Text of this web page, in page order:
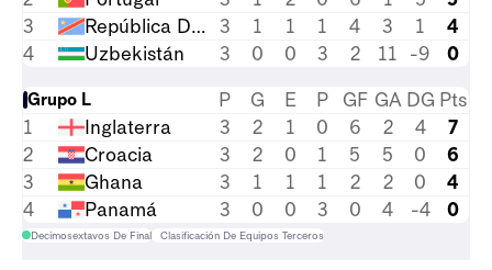
3
República Democrática del Congo 3 1 1 1 4 3 1
4
4
Uzbekistán 3 0 0 3 2 11 -9 0
Grupo L P G E P GF GA DG Pts
1
Inglaterra 3 2 1 0 6 2 4
7
2
Croacia 3 2 0 1 5 5 0
6
3
Ghana 3 1 1 1 2 2 0
4
4
Panamá 3 0 0 3 0 4 -4 0
Decimosextavos De Final Clasificación De Equipos Terceros